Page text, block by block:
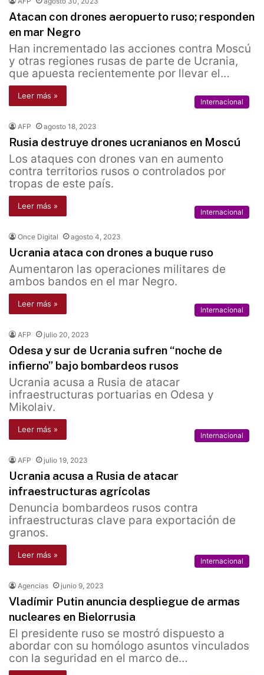
Atacan con drones aeropuerto ruso; responden
en mar Negro
Han incrementado las acciones contra Moscú
y otras regiones rusas de parte de Ucrania,
que apuesta recientemente por llevar el…
Leer más »
Internacional
AFP agosto 18, 2023
Rusia destruye drones ucranianos en Moscú
Los ataques con drones van en aumento
contra territorios rusos o controlados por
tropas de este país.
Leer más »
Internacional
Once Digital agosto 4, 2023
Ucrania ataca con drones a buque ruso
Aumentaron las operaciones militares de
ambos bandos en el mar Negro.
Leer más »
Internacional
AFP julio 20, 2023
Odesa y sur de Ucrania sufren “noche de
infierno” bajo bombardeos rusos
Ucrania acusa a Rusia de atacar
infraestructuras portuarias en Odesa y
Mikolaiv.
Leer más »
Internacional
AFP julio 19, 2023
Ucrania acusa a Rusia de atacar
infraestructuras agrícolas
Denuncia bombardeos rusos contra
infraestructuras clave para exportación de
granos.
Leer más »
Internacional
Agencias junio 9, 2023
Vladímir Putin anuncia despliegue de armas
nucleares en Bielorrusia
El presidente ruso se mostró dispuesto a
abordar con su homólogo asuntos vinculados
con la seguridad en el marco de…